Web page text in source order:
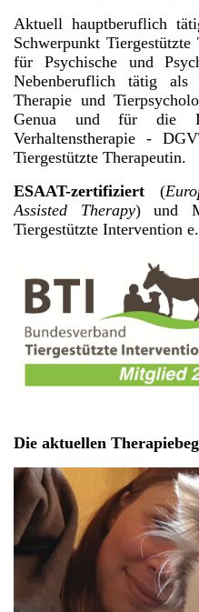
Aktuell hauptberuflich
Schwerpunkt
für Psychische und
Nebenberuflich tätig als
Therapie und
Genua und für die
Verhaltenstherapie -
Tiergestützte Therapeutin.
ESAAT-zertifiziert (
Assisted Therapy) und
Tiergestützte Intervention
Die aktuellen